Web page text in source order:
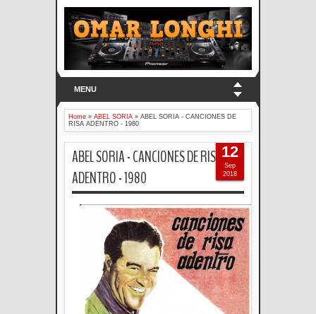
MENU
Home » ABEL SORIA » ABEL SORIA - CANCIONES DE
RISA ADENTRO - 1980
ABEL SORIA - CANCIONES DE RISA
ADENTRO - 1980
12
Sep
2018